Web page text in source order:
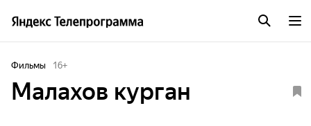
Фильмы 16+
Малахов курган